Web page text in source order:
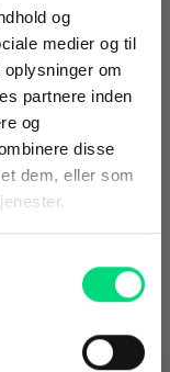
og
medier og til
om
partnere inden
og
disse
dem, eller som